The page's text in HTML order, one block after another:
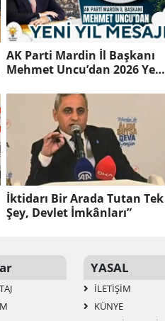
AK Parti Mardin İl Başkanı
Mehmet Uncu’dan 2026 Yeni
İktidarı Bir Arada Tutan Tek
Şey, Devlet İmkânları”
YASAL
İLETIŞIM
KÜNYE